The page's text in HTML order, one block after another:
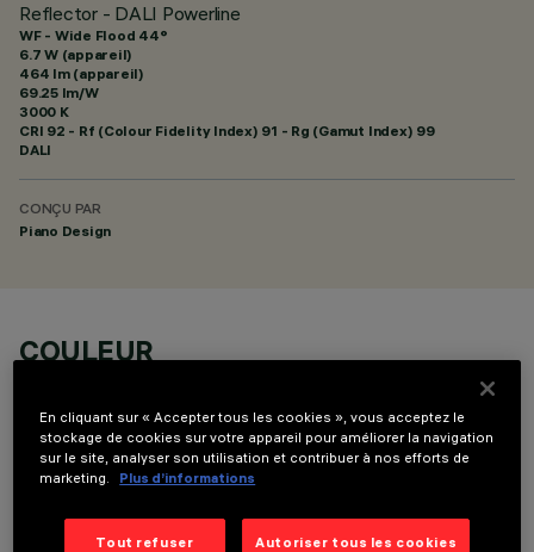
Reflector - DALI Powerline
WF - Wide Flood 44°
6.7 W (appareil)
464 lm (appareil)
69.25 lm/W
3000 K
CRI 92 - Rf (Colour Fidelity Index) 91 - Rg (Gamut Index) 99
DALI
CONÇU PAR
Piano Design
COULEUR
COMPOSANTS OPTIONNELS
En cliquant sur « Accepter tous les cookies », vous acceptez le
stockage de cookies sur votre appareil pour améliorer la navigation
sur le site, analyser son utilisation et contribuer à nos efforts de
marketing.
Plus d’informations
Tout refuser Autoriser tous les cookies